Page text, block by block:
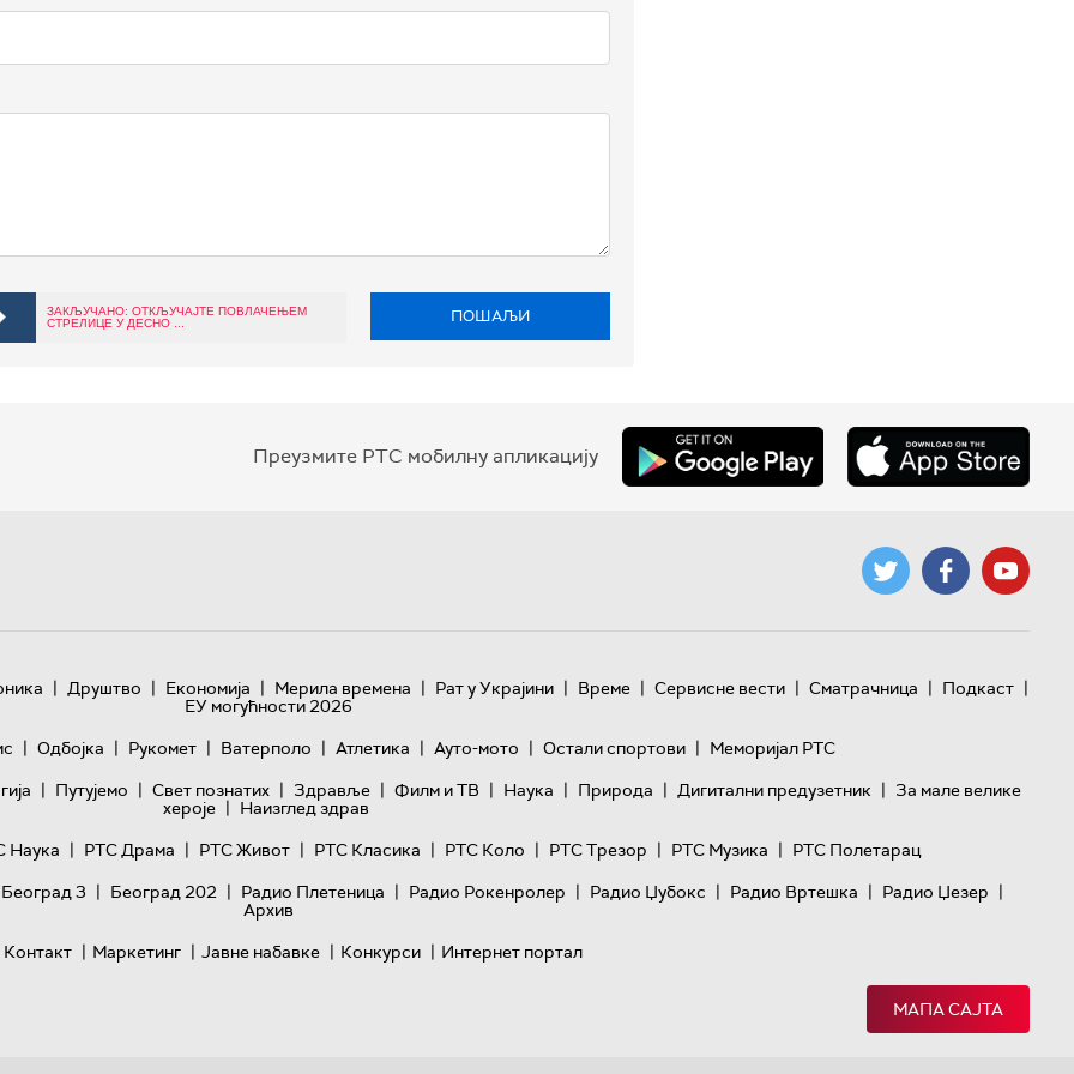
ЗАКЉУЧАНО: ОТКЉУЧАЈТЕ ПОВЛАЧЕЊЕМ
СТРЕЛИЦЕ У ДЕСНО ...
ПОШАЉИ
Преузмите РТС мобилну апликацију
| Друштво | Економија | Мерила времена | Рат у Украјини | Време | Сервисне вести | Сматрачница | Подкаст |
ЕУ могућности 2026
| Одбојка | Рукомет | Ватерполо | Атлетика | Ауто-мото | Остали спортови | Меморијал РТС
| Путујемо | Свет познатих | Здравље | Филм и ТВ | Наука | Природа | Дигитални предузетник | За мале велике
хероје | Наизглед здрав
Наука | РТС Драма | РТС Живот | РТС Класика | РТС Коло | РТС Трезор | РТС Музика | РТС Полетарац
3 | Београд 202 | Радио Плетеница | Радио Рокенролер | Радио Џубокс | Радио Вртешка | Радио Џезер |
Архив
Контакт | Маркетинг | Јавне набавке | Конкурси | Интернет портал
МАПА САЈТА